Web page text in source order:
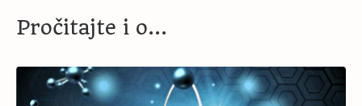
Pročitajte i o…